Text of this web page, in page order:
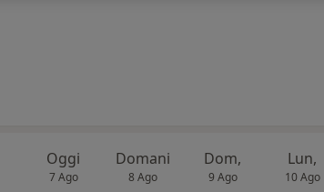
Oggi
7 Ago
Domani
8 Ago
Dom,
9 Ago
Lun,
10 Ago